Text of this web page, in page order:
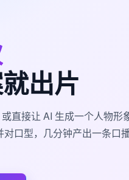
出片
直接让 AI 生成一个人物形
口型，几分钟产出一条口